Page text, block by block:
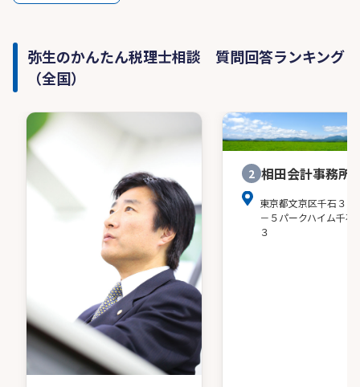
弥生のかんたん税理士相談 質問回答ランキング
（全国）
2 相田会計事務所
東京都文京区千石３－
－５パークハイム千石
３